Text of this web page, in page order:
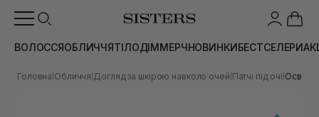
ВОЛОССЯОБЛИЧЧЯТІЛОДІММЕРЧНОВИНКИБЕСТСЕЛЕРИ
Головна Обличчя Догляд за шкірою навколо очей Патчі під очі